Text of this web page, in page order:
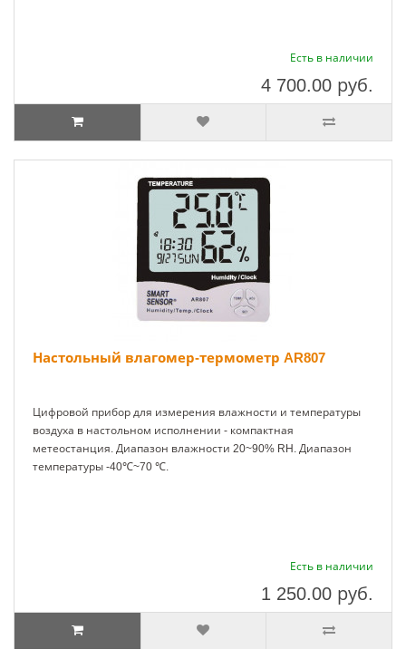
Есть в наличии
4 700.00 руб.
Настольный влагомер-термометр AR807
Цифровой прибор для измерения влажности и температуры
воздуха в настольном исполнении - компактная
метеостанция. Диапазон влажности 20~90% RH. Диапазон
температуры -40℃~70 ℃.
Есть в наличии
1 250.00 руб.